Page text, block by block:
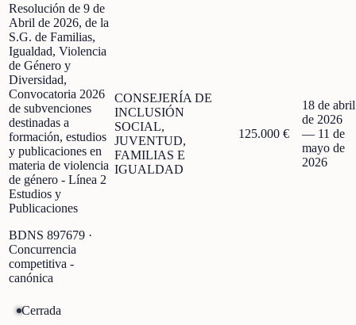
Resolución de 9 de
Abril de 2026, de la
S.G. de Familias,
Igualdad, Violencia
de Género y
Diversidad,
Convocatoria 2026
de subvenciones
destinadas a
formación, estudios
y publicaciones en
materia de violencia
de género - Línea 2
Estudios y
Publicaciones
BDNS 897679 ·
Concurrencia
competitiva -
canónica
CONSEJERÍA DE
INCLUSIÓN
SOCIAL,
JUVENTUD,
FAMILIAS E
IGUALDAD
125.000 €
18 de abril
de 2026
— 11 de
mayo de
2026
Cerrada